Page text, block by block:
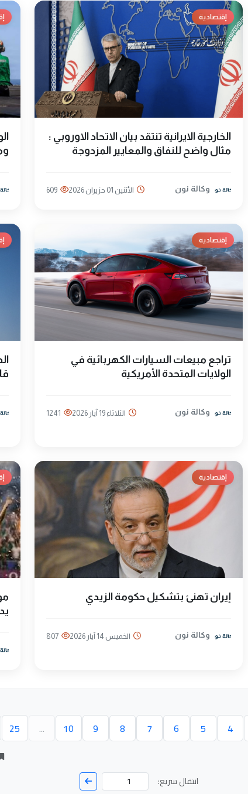
إقتصادية
الخارجية الايرانية تنتقد بيان الاتحاد الاوروبي :
مثال واضح للنفاق والمعايير المزدوجة
وكالة نون الأثنين 01 حزيران 2026 609
إقتصادية
تراجع مبيعات السيارات الكهربائية في
الولايات المتحدة الأمريكية
وكالة نون الثلاثاء 19 آيار 2026 1241
إقتصادية
إيران تهنئ بتشكيل حكومة الزيدي
وكالة نون الخميس 14 آيار 2026 807
4
5
6
7
8
9
10
...
25
انتقال سريع: